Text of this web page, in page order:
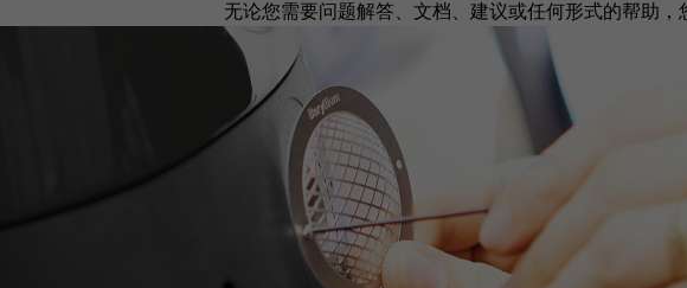
无论您需要问题解答、文档、建议或任何形式的帮助